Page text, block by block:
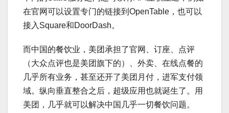
在官网可以设置专门的链接到OpenTable，也可以
接入Square和DoorDash。
而中国的餐饮业，美团承担了官网、订座、点评
（大众点评也是美团旗下的）、外卖、在线点餐的
几乎所有业务，甚至还开了美团月付，进军支付领
域。纵向垂直整合之后，超级应用也就诞生了。用
美团，几乎就可以解决中国几乎一切餐饮问题。